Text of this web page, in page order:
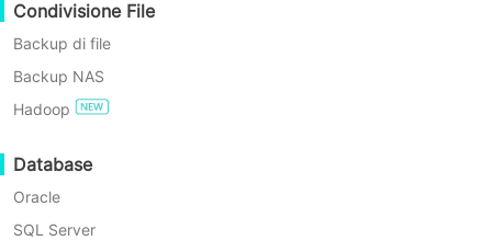
Condivisione File
Backup di file
Backup NAS
Hadoop
Database
Oracle
SQL Server
continuità operativa ininterrotta.
Scegliere una piattaforma unificata
rappresenta la protezione continua dei
dati per i vostri preziosi dati di server,
una gestione semplice e un budget